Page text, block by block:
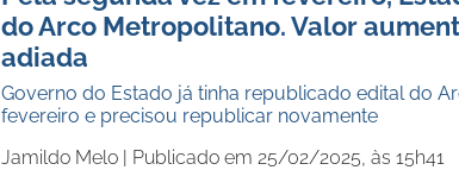
do Arco Metropolitano. Valor
adiada
Governo do Estado já tinha republicado edital do
fevereiro e precisou republicar novamente
Jamildo Melo | Publicado em 25/02/2025, às 15h41